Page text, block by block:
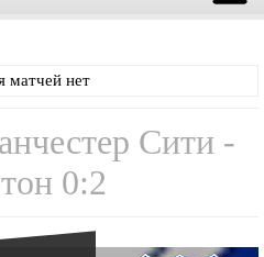
матчей нет
Сити -
0:2